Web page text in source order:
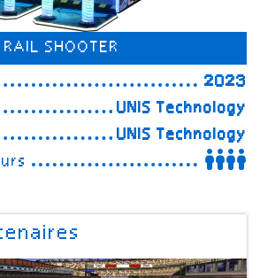
RAIL SHOOTER
2023
UNIS Technology
UNIS Technology